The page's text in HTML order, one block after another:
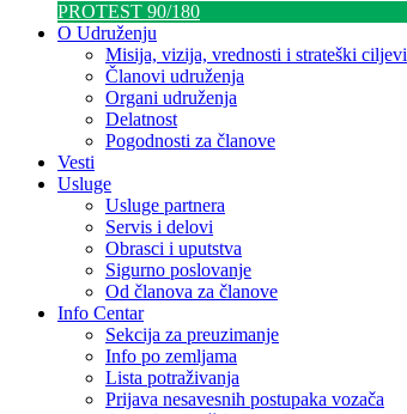
PROTEST 90/180
O Udruženju
Misija, vizija, vrednosti i strateški ciljevi
Članovi udruženja
Organi udruženja
Delatnost
Pogodnosti za članove
Vesti
Usluge
Usluge partnera
Servis i delovi
Obrasci i uputstva
Sigurno poslovanje
Od članova za članove
Info Centar
Sekcija za preuzimanje
Info po zemljama
Lista potraživanja
Prijava nesavesnih postupaka vozača